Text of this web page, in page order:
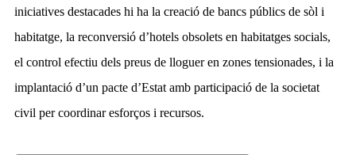
iniciatives destacades hi ha la creació de bancs públics de sòl i
habitatge, la reconversió d’hotels obsolets en habitatges socials,
el control efectiu dels preus de lloguer en zones tensionades, i la
implantació d’un pacte d’Estat amb participació de la societat
civil per coordinar esforços i recursos.